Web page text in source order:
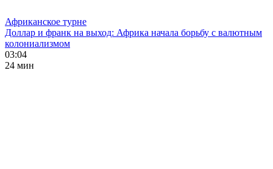
Африканское турне
Доллар и франк на выход: Африка начала борьбу с валютным
колониализмом
03:04
24 мин